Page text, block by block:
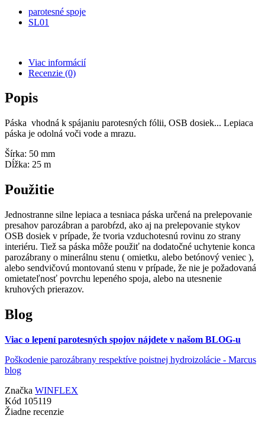
parotesné spoje
SL01
Viac informácií
Recenzie (0)
Popis
Páska vhodná k spájaniu parotesných fólii, OSB dosiek... Lepiaca
páska je odolná voči vode a mrazu.
Šírka: 50 mm
Dĺžka: 25 m
Použitie
Jednostranne silne lepiaca a tesniaca páska určená na prelepovanie
presahov parozábran a parobŕzd, ako aj na prelepovanie stykov
OSB dosiek v prípade, že tvoria vzduchotesnú rovinu zo strany
interiéru. Tiež sa páska môže použiť na dodatočné uchytenie konca
parozábrany o minerálnu stenu ( omietku, alebo betónový veniec ),
alebo sendvičovú montovanú stenu v prípade, že nie je požadovaná
omietateľnosť povrchu lepeného spoja, alebo na utesnenie
kruhových prierazov.
Blog
Viac o lepení parotesných spojov nájdete v našom BLOG-u
Poškodenie parozábrany respektíve poistnej hydroizolácie - Marcus
blog
Značka WINFLEX
Kód 105119
Žiadne recenzie